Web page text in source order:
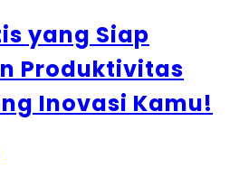
yang Siap
Produktivitas
Inovasi Kamu!